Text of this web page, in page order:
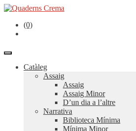
(0)
Catàleg
Assaig
Assaig
Assaig Minor
D’un dia a l’altre
Narrativa
Biblioteca Mínima
Mínima Minor